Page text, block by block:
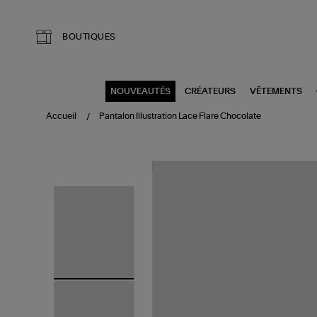
BOUTIQUES
NOUVEAUTÉS CRÉATEURS VÊTEMENTS
Accueil Pantalon Illustration Lace Flare Chocolate